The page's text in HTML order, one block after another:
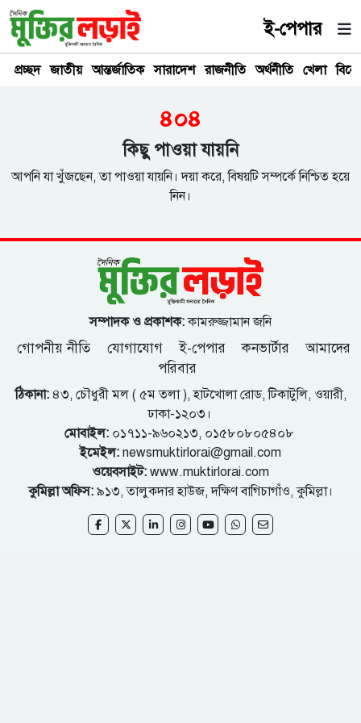
ই-পেপার
প্রচ্ছদ জাতীয় আন্তর্জাতিক সারাদেশ রাজনীতি অর্থনীতি খেলা
৪০৪
কিছু পাওয়া যায়নি
আপনি যা খুঁজছেন, তা পাওয়া যায়নি। দয়া করে, বিষয়টি সম্পর্কে নিশ্চিত হয়ে
নিন।
সম্পাদক ও প্রকাশক:কামরুজ্জামান জনি
গোপনীয় নীতি যোগাযোগ ই-পেপার কনভার্টার
আমাদের
পরিবার
ঠিকানা:৪৩, চৌধুরী মল ( ৫ম তলা ), হাটখোলা রোড, টিকাটুলি, ওয়ারী,
ঢাকা-১২০৩।
মোবাইল:০১৭১১-৯৬০২১৩, ০১৫৮০৮০৫৪০৮
ইমেইল: newsmuktirlorai@gmail.com
ওয়েবসাইট: www.muktirlorai.com
কুমিল্লা অফিস: ৯১৩, তালুকদার হাউজ, দক্ষিণ বাগিচাগাঁও, কুমিল্লা।